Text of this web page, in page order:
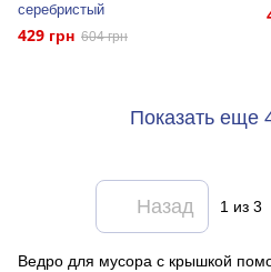
серебристый
429 грн 604 грн
Показать еще
Назад 1 из 3
Ведро для мусора с крышкой